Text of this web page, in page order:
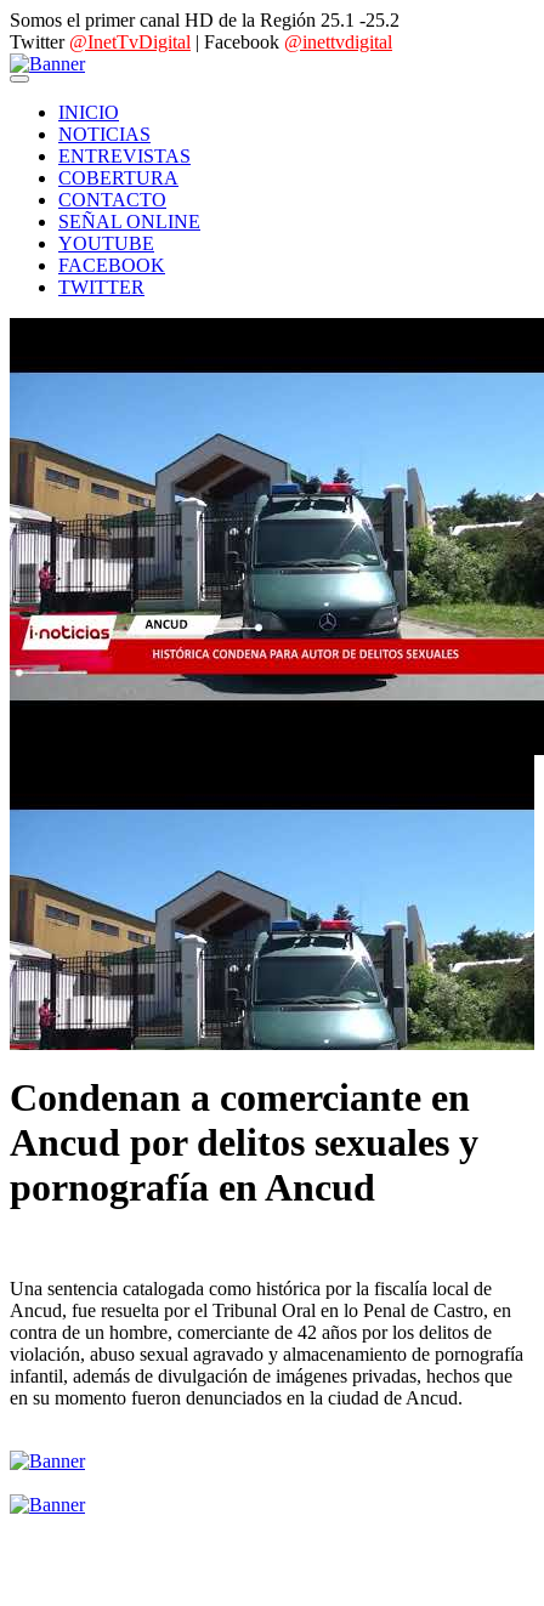
Somos el primer canal HD de la Región 25.1 -25.2
Twitter @InetTvDigital | Facebook @inettvdigital
INICIO
NOTICIAS
ENTREVISTAS
COBERTURA
CONTACTO
SEÑAL ONLINE
YOUTUBE
FACEBOOK
TWITTER
Condenan a comerciante en
Ancud por delitos sexuales y
pornografía en Ancud
Una sentencia catalogada como histórica por la fiscalía local de
Ancud, fue resuelta por el Tribunal Oral en lo Penal de Castro, en
contra de un hombre, comerciante de 42 años por los delitos de
violación, abuso sexual agravado y almacenamiento de pornografía
infantil, además de divulgación de imágenes privadas, hechos que
en su momento fueron denunciados en la ciudad de Ancud.